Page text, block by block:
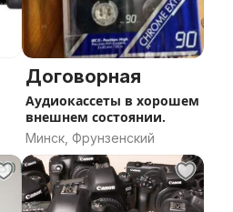
Договорная
Аудиокассеты в хорошем
внешнем состоянии.
Минск, Фрунзенский